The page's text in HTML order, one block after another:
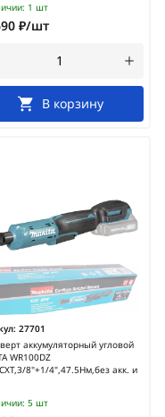
1 шт
₽/шт
В корзину
27701
аккумуляторный угловой
WR100DZ
8"+1/4",47.5Нм,без акк. и
5 шт